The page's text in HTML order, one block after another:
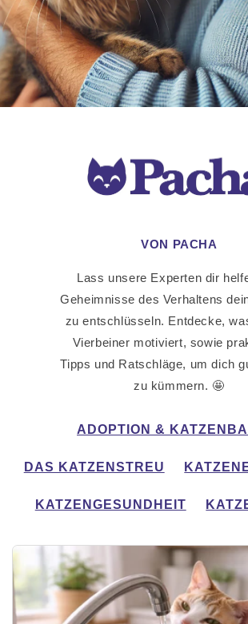
VON PACHA
Lass unsere Experten dir
Geheimnisse des Verhaltens
zu entschlüsseln. Entdecke,
Vierbeiner motiviert, sowie
Tipps und Ratschläge, um dich
zu kümmern. 🤩
ADOPTION &
DAS KATZENSTREU
KATZENGESUNDHEIT